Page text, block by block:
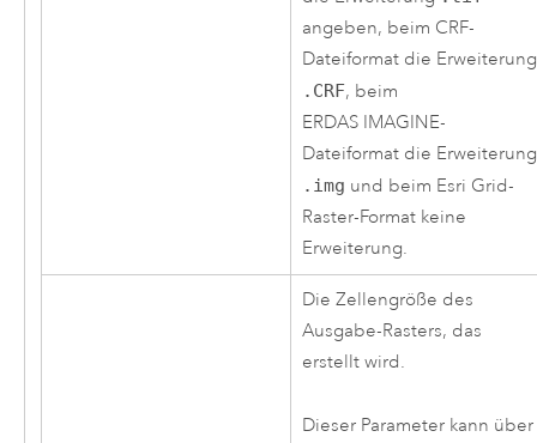
angeben, beim CRF-
Dateiformat die Erweiterung
.CRF, beim
ERDAS IMAGINE-
Dateiformat die Erweiterung
.img und beim Esri Grid-
Raster-Format keine
Erweiterung.
Die Zellengröße des
Ausgabe-Rasters, das
erstellt wird.
Dieser Parameter kann über